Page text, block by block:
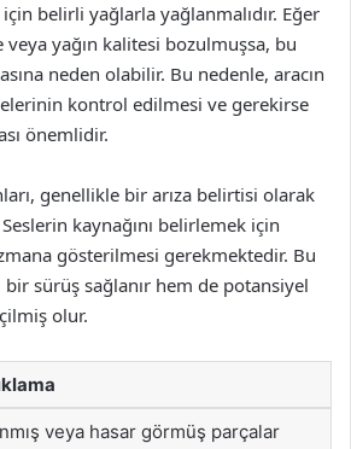
belirli yağlarla yağlanmalıdır. Eğer
yağın kalitesi bozulmuşsa, bu
neden olabilir. Bu nedenle, aracın
kontrol edilmesi ve gerekirse
önemlidir.
genellikle bir arıza belirtisi olarak
kaynağını belirlemek için
gösterilmesi gerekmektedir. Bu
sürüş sağlanır hem de potansiyel
olur.
veya hasar görmüş parçalar